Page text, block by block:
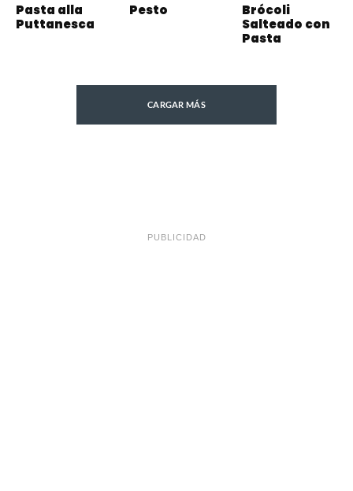
Pasta alla
Puttanesca
Pesto
Brócoli
Salteado con
Pasta
CARGAR MÁS
PUBLICIDAD